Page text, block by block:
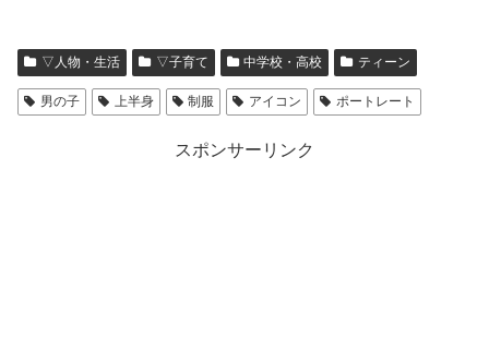
▽人物・生活 ▽子育て 中学校・高校 ティーン
男の子 上半身 制服 アイコン ポートレート
スポンサーリンク